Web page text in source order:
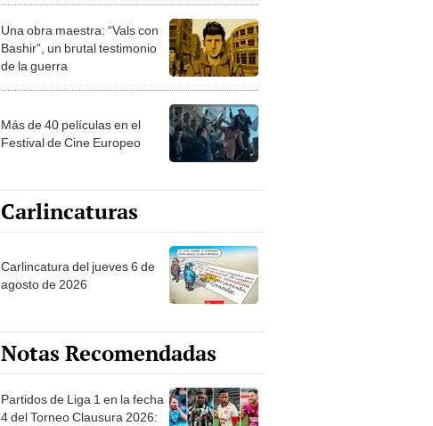
Una obra maestra: “Vals con
Bashir”, un brutal testimonio
de la guerra
Más de 40 películas en el
Festival de Cine Europeo
Carlincaturas
Carlincatura del jueves 6 de
agosto de 2026
Notas Recomendadas
Partidos de Liga 1 en la fecha
4 del Torneo Clausura 2026: